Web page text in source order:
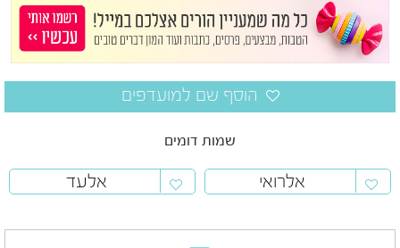
שמות דומים
אלרואי אלעד